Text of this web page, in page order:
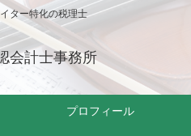
ター特化の税理士
会計士事務所
プロフィール